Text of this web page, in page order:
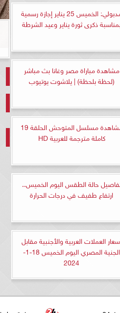
مدبولي: الخميس 25 يناير إجازة رسمية
ذكرى ثورة يناير وعيد الشرطة
مشاهدة مباراة مصر وغانا بث مباشر
(لحظة بلحظة) | يلاشوت يوتيوب
مشاهدة مسلسل المتوحش الحلقة 19
كاملة مترجمة للعربية HD
حالة الطقس اليوم الخميس..
ارتفاع طفيف في درجات الحرارة
العملات العربية والأجنبية مقابل
الجنية المصري اليوم الخميس 18-1-
2024